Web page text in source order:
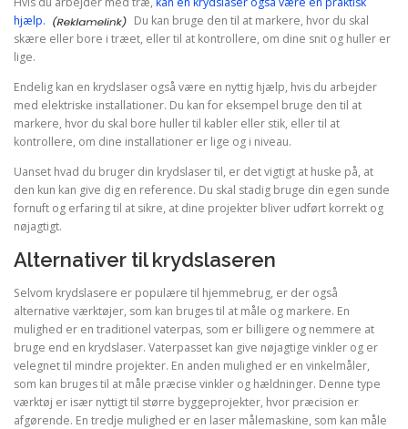
hjælp.
Du kan bruge den til at markere, hvor du skal
skære eller bore i træet, eller til at kontrollere, om dine snit og huller er
lige.
Endelig kan en krydslaser også være en nyttig hjælp, hvis du arbejder
med elektriske installationer. Du kan for eksempel bruge den til at
markere, hvor du skal bore huller til kabler eller stik, eller til at
kontrollere, om dine installationer er lige og i niveau.
Uanset hvad du bruger din krydslaser til, er det vigtigt at huske på, at
den kun kan give dig en reference. Du skal stadig bruge din egen sunde
fornuft og erfaring til at sikre, at dine projekter bliver udført korrekt og
nøjagtigt.
Alternativer til krydslaseren
Selvom krydslasere er populære til hjemmebrug, er der også
alternative værktøjer, som kan bruges til at måle og markere. En
mulighed er en traditionel vaterpas, som er billigere og nemmere at
bruge end en krydslaser. Vaterpasset kan give nøjagtige vinkler og er
velegnet til mindre projekter. En anden mulighed er en vinkelmåler,
som kan bruges til at måle præcise vinkler og hældninger. Denne type
værktøj er især nyttigt til større byggeprojekter, hvor præcision er
afgørende. En tredje mulighed er en laser målemaskine, som kan måle